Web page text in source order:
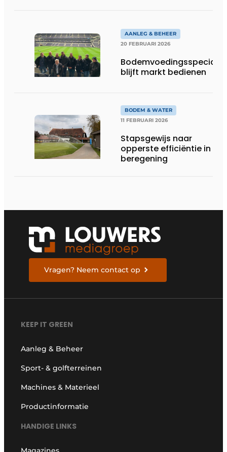
AANLEG & BEHEER
20 FEBRUARI 2026
blijft markt bedienen
BODEM & WATER
11 FEBRUARI 2026
Stapsgewijs naar
opperste efficiëntie in
beregening
Vragen? Neem contact op
KEEP IT GREEN
Aanleg & Beheer
Sport- & golfterreinen
Machines & Materieel
Productinformatie
HANDIGE LINKS